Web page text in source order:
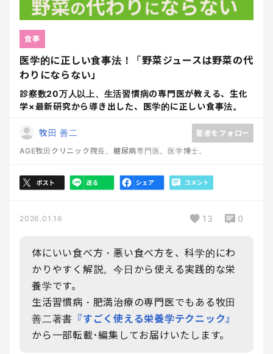
医学的に正しい食事法！「野菜ジュースは野菜の代
わりにならない」
診察数20万人以上、生活習慣病の専門医が教える、生化
学×最新研究から導き出した、医学的に正しい食事法。
食事
牧田 善二
著者をフォロー
AGE牧田クリニック院長。糖尿病専門医。医学博士。
2026.01.16 13 0
体にいい食べ方・悪い食べ方を、科学的にわ
かりやすく解説。今日から使える実践的な栄
養学です。
生活習慣病・肥満治療の専門医でもある牧田
善二著書 『すごく使える栄養学テクニック』
から一部転載･編集してお届けいたします。